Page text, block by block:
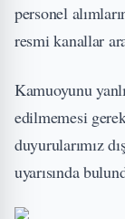
personel
resmi kanallar
Kamuoyunu
edilmemesi
duyurularımız
uyarısında